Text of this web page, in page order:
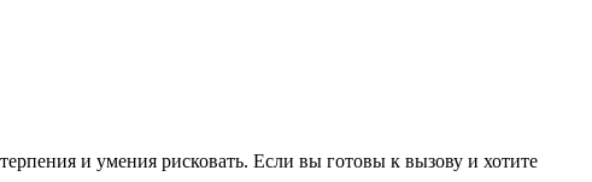
и умения рисковать. Если вы готовы к вызову и хотите